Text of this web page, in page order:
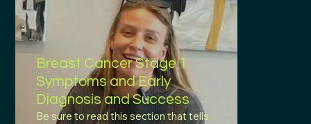
Breast Cancer Stage 1
Symptoms and Early
Diagnosis and Success
Be sure to read this section that tells